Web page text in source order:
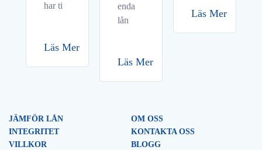
har ti
Läs Mer
enda
lån
Läs Mer
Läs Mer
JÄMFÖR LÅN
OM OSS
INTEGRITET
KONTAKTA OSS
VILLKOR
BLOGG